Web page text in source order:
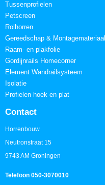
Tussenprofielen
Petscreen
Rolhorren
Gereedschap & Montagemateriaal
Raam- en plakfolie
Gordijnrails Homecorner
Element Wandrailsysteem
Isolatie
Profielen hoek en plat
Contact
Horrenbouw
Neutronstraat 15
9743 AM Groningen
Telefoon 050-3070010